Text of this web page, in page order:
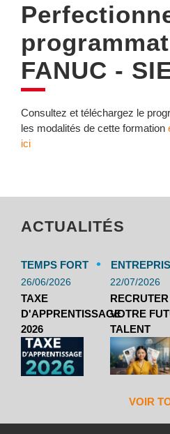
FANUC -
Consultez et téléchargez le
les modalités de cette formation
ici
ACTUALITÉS
TEMPS FORT •
26/06/2026
TAXE
D'APPRENTISSAGE
2026
22/07/2026
RECRUTER
VOTRE
TALENT
VOIR